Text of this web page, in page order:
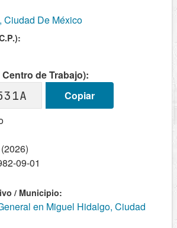
Ciudad De México
de Trabajo):
Copiar
09-01
/ Municipio:
en Miguel Hidalgo, Ciudad